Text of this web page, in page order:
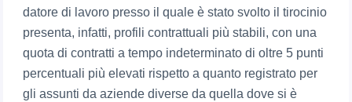
datore di lavoro presso il quale è stato svolto il tirocinio
presenta, infatti, profili contrattuali più stabili, con una
quota di contratti a tempo indeterminato di oltre 5 punti
percentuali più elevati rispetto a quanto registrato per
gli assunti da aziende diverse da quella dove si è